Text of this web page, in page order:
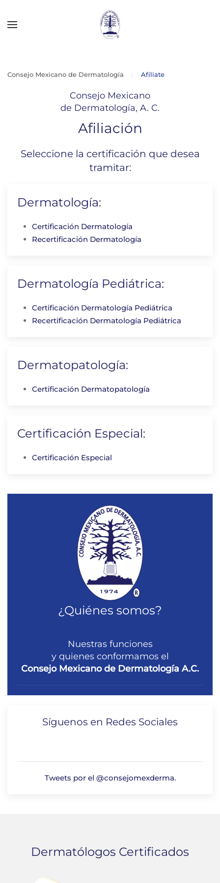
Consejo Mexicano de Dermatología Afíliate
Consejo Mexicano
de Dermatología, A. C.
Afiliación
Seleccione la certificación que desea
tramitar:
Dermatología:
Certificación Dermatología
Recertificación Dermatología
Dermatología Pediátrica:
Certificación Dermatología Pediátrica
Recertificación Dermatología Pediátrica
Dermatopatología:
Certificación Dermatopatología
Certificación Especial:
Certificación Especial
¿Quiénes somos?
Nuestras funciones
y quienes conformamos el
Consejo Mexicano de Dermatología A.C.
Síguenos en Redes Sociales
Tweets por el @consejomexderma.
Dermatólogos Certificados